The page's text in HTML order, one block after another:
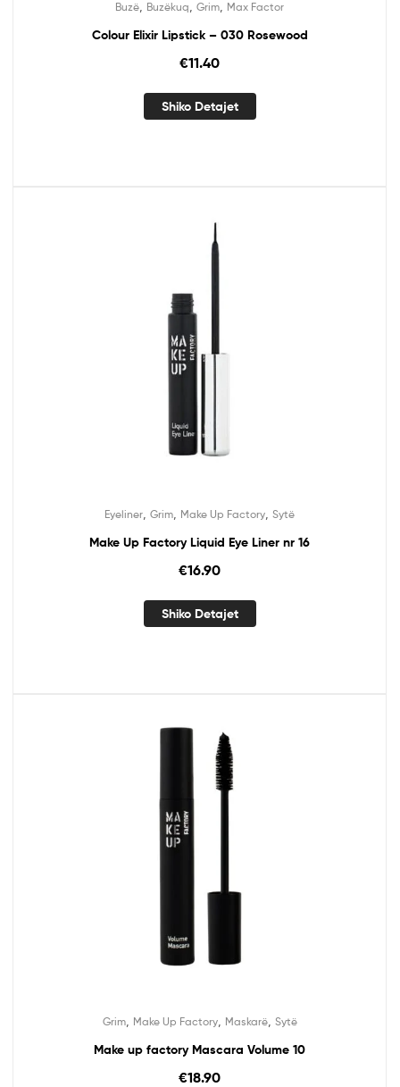
Buzë Buzëkuq Grim Max Factor
Colour Elixir Lipstick – 030 Rosewood
€11.40
Shiko Detajet
Eyeliner Grim Make Up Factory Sytë
Make Up Factory Liquid Eye Liner nr 16
€16.90
Shiko Detajet
Grim, Make Up Factory, Maskarë, Sytë
Make up factory Mascara Volume 10
€18.90